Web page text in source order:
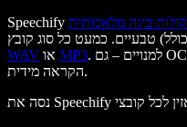
קולות בינה מלאכותית
WAV
MP3. למנויים – גם OCR: פשוט מצלמים טקסט ומקבלים
הקראה מידית.